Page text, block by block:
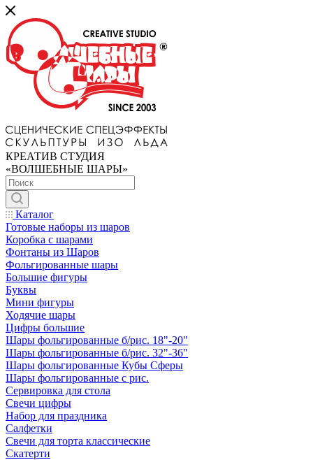
КРЕАТИВ СТУДИЯ
«ВОЛШЕБНЫЕ ШАРЫ»
Каталог
Готовые наборы из шаров
Коробка с шарами
Фонтаны из Шаров
Фольгированные шары
Большие фигуры
Буквы
Мини фигуры
Ходячие шары
Цифры большие
Шары фольгированные б/рис. 18"-20"
Шары фольгированные б/рис. 32"-36"
Шары фольгированные Кубы Сферы
Шары фольгированные с рис.
Сервировка для стола
Свечи цифры
Набор для праздника
Салфетки
Свечи для торта классические
Скатерти